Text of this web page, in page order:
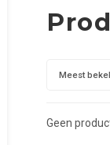
Meest
Geen